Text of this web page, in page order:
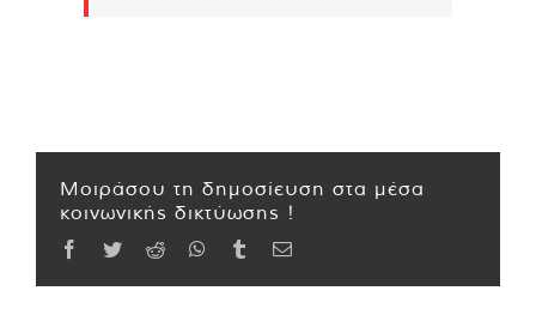
Μοιράσου τη δημοσίευση στα μέσα
κοινωνικής δικτύωσης !
Facebook
TwitterReddit WhatsApp
TumblrEmail